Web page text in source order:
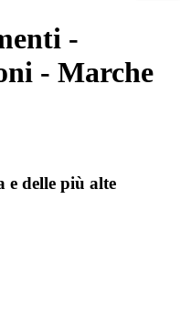
-
- Marche
e delle più alte